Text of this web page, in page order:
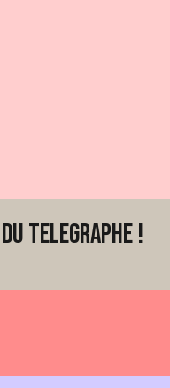
Telegraphe !